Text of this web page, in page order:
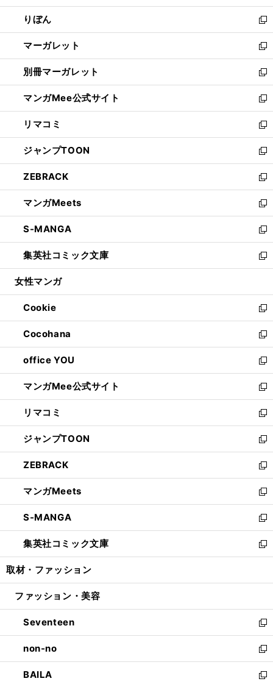
開
く
ウ
で
開
く
ン
ド
ウ
で
開
く
ウ
ィ
ン
ド
ウ
で
開
く
りぼん
新
し
い
ウ
ィ
ン
ド
ウ
で
開
く
マーガレット
新
し
い
ウ
ィ
ン
ド
ウ
で
開
く
別冊マーガレット
新
し
い
ウ
ィ
ン
ド
ウ
で
開
く
マンガMee公式サイト
新
し
い
ウ
ィ
ン
ド
ウ
で
開
く
リマコミ
新
し
い
ウ
ィ
ン
ド
ウ
で
開
く
ジャンプTOON
新
し
い
ウ
ィ
ン
ド
ウ
で
開
ZEBRACK
新
し
い
ウ
ィ
ン
ド
ウ
開
く
マンガMeets
新
し
い
ウ
ィ
ン
ウ
で
開
く
S-MANGA
新
し
い
ウ
ン
ド
ウ
で
開
く
集英社コミック文庫
新
し
ウ
ィ
ン
ド
ウ
で
開
く
女性マンガ
Cookie
新
し
い
ウ
ィ
ン
ド
ウ
で
開
く
Cocohana
新
し
い
ウ
ィ
ン
ド
ウ
で
開
く
office YOU
新
し
い
ウ
ィ
ン
ド
ウ
で
開
く
マンガMee公式サイト
新
し
い
ウ
ィ
ン
ド
ウ
で
開
く
リマコミ
新
し
い
ウ
ィ
ン
ド
ウ
で
開
く
ジャンプTOON
新
し
い
ウ
ィ
ン
ド
ウ
で
開
ZEBRACK
新
し
い
ウ
ィ
ン
ド
ウ
開
マンガMeets
新
し
い
ウ
ィ
ン
ウ
開
く
S-MANGA
新
し
い
ウ
ン
ウ
で
開
く
集英社コミック文庫
新
し
ウ
ン
ド
ウ
で
開
く
取材・ファッション
ファッション・美容
Seventeen
新
し
い
ウ
ィ
non-no
新
し
い
BAILA
新